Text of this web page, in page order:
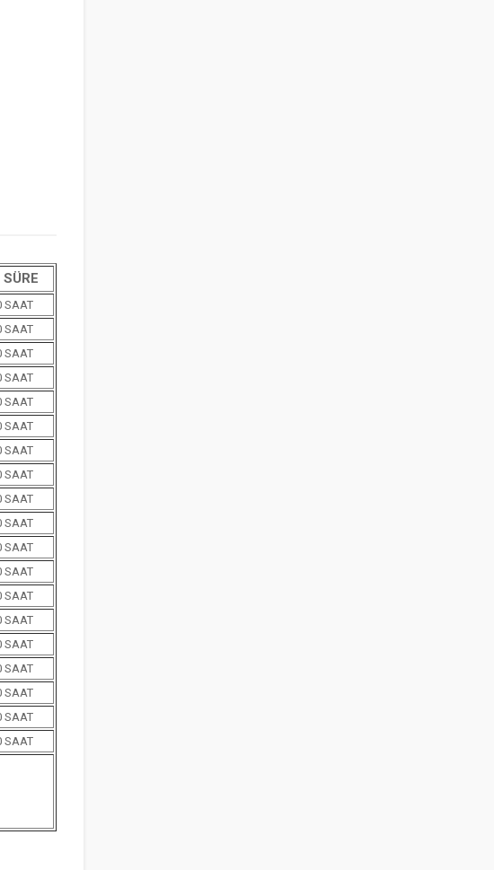
SÜRE
SAAT
SAAT
SAAT
SAAT
SAAT
SAAT
SAAT
SAAT
SAAT
SAAT
SAAT
SAAT
SAAT
SAAT
SAAT
SAAT
SAAT
SAAT
SAAT